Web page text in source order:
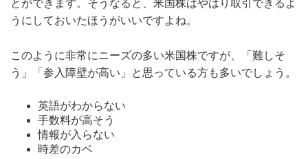
とができます。そうなると、米国株はやはり取引できるよ
うにしておいたほうがいいですよね。
このように非常にニーズの多い米国株ですが、「難しそ
う」「参入障壁が高い」と思っている方も多いでしょう。
英語がわからない
手数料が高そう
情報が入らない
時差のカベ